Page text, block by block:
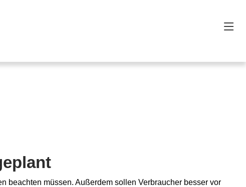
beachten müssen. Außerdem sollen Verbraucher besser vor